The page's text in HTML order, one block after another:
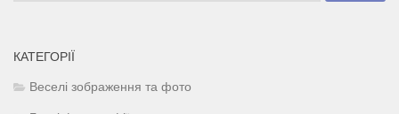
КАТЕГОРІЇ
Веселі зображення та фото